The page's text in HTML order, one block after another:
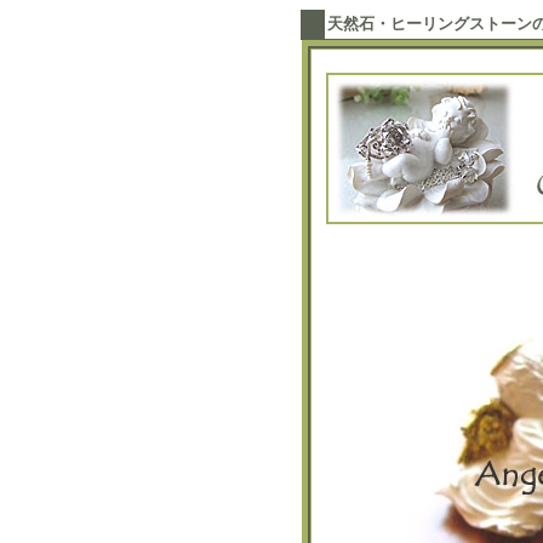
天然石・ヒーリングストーン